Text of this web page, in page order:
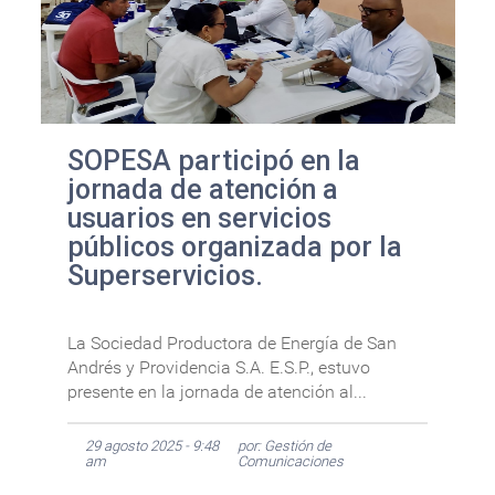
SOPESA participó en la
jornada de atención a
usuarios en servicios
públicos organizada por la
Superservicios.
La Sociedad Productora de Energía de San
Andrés y Providencia S.A. E.S.P., estuvo
presente en la jornada de atención al...
29 agosto 2025 - 9:48
am
por: Gestión de
Comunicaciones